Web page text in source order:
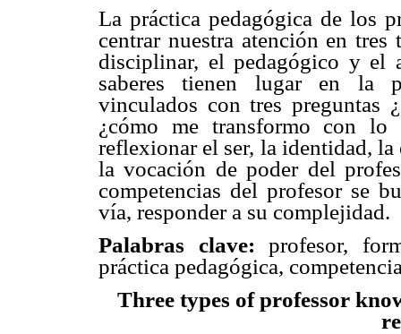
La práctica pedagógica de los
centrar nuestra atención en tres
disciplinar, el pedagógico y el
saberes tienen lugar en la
vinculados con tres preguntas
¿cómo me transformo con lo
reflexionar el ser, la identidad,
la vocación de poder del
competencias del profesor se
vía, responder a su complejidad.
Palabras clave: profesor,
práctica pedagógica,
Three types of professor